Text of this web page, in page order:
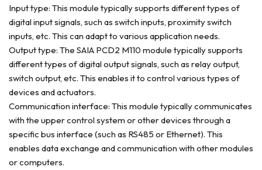
Input type: This module typically supports different types of
digital input signals, such as switch inputs, proximity switch
inputs, etc. This can adapt to various application needs.
Output type: The SAIA PCD2 M110 module typically supports
different types of digital output signals, such as relay output,
switch output, etc. This enables it to control various types of
devices and actuators.
Communication interface: This module typically communicates
with the upper control system or other devices through a
specific bus interface (such as RS485 or Ethernet). This
enables data exchange and communication with other modules
or computers.